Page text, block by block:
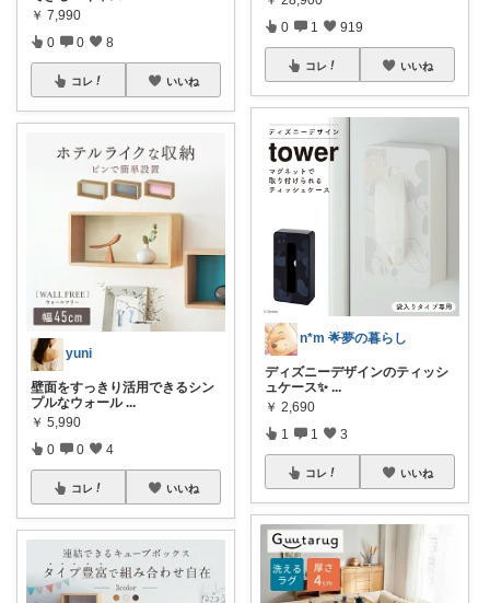
￥ 7,990
0 0 8
コレ いいね
yuni
壁面をすっきり活用できるシン
プルなウォール ...
￥ 5,990
0 0 4
コレ いいね
0 1 919
コレ いいね
n*m 🌟夢の暮らし
ディズニーデザインのティッシ
ュケース✨ ...
￥ 2,690
1 1 3
コレ いいね